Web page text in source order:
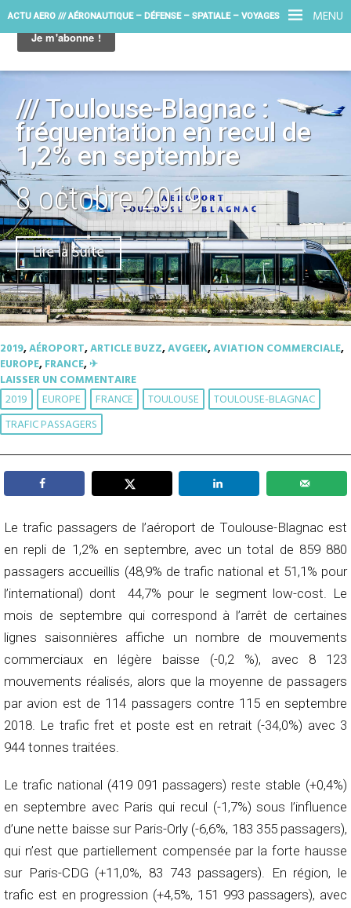
MENU
ACTU AERO /// AÉRONAUTIQUE – DÉFENSE – SPATIALE – VOYAGES
/// Toulouse-Blagnac :
fréquentation en recul de
1,2% en septembre
8 octobre 2019
Lire la Suite
2019,AÉROPORT,ARTICLE BUZZ,AVGEEK,AVIATION COMMERCIALE,
EUROPE,FRANCE,✈︎
LAISSER UN COMMENTAIRE
2019 EUROPE FRANCE TOULOUSE
TOULOUSE-BLAGNAC
TRAFIC PASSAGERS
Le trafic passagers de l’aéroport de Toulouse-Blagnac est
en repli de 1,2% en septembre, avec un total de 859 880
passagers accueillis (48,9% de trafic national et 51,1% pour
l’international) dont 44,7% pour le segment low-cost. Le
mois de septembre qui correspond à l’arrêt de certaines
lignes saisonnières affiche un nombre de mouvements
commerciaux en légère baisse (-0,2 %), avec 8 123
mouvements réalisés, alors que la moyenne de passagers
par avion est de 114 passagers contre 115 en septembre
2018. Le trafic fret et poste est en retrait (-34,0%) avec 3
944 tonnes traitées.
Le trafic national (419 091 passagers) reste stable (+0,4%)
en septembre avec Paris qui recul (-1,7%) sous l’influence
d’une nette baisse sur Paris-Orly (-6,6%, 183 355 passagers),
qui n’est que partiellement compensée par la forte hausse
sur Paris-CDG (+11,0%, 83 743 passagers). En région, le
trafic est en progression (+4,5%, 151 993 passagers), avec